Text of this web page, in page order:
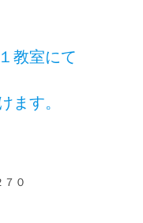
教室にて
ます。
０